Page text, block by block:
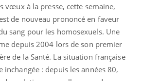
vœux à la presse, cette semaine,
de nouveau prononcé en faveur
sang pour les homosexuels. Une
depuis 2004 lors de son premier
de la Santé. La situation française
inchangée : depuis les années 80,